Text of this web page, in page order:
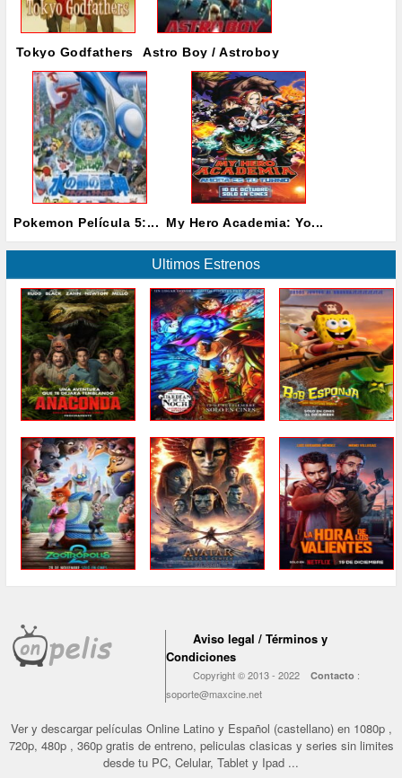
Tokyo Godfathers Astro Boy / Astroboy
Pokemon Película 5:... My Hero Academia: Yo...
Ultimos Estrenos
Aviso legal / Términos y
Condiciones
Copyright © 2013 - 2022Contacto :
soporte@maxcine.net
Ver y descargar películas Online Latino y Español (castellano) en 1080p ,
720p, 480p , 360p gratis de entreno, peliculas clasicas y series sin limites
desde tu PC, Celular, Tablet y Ipad ...